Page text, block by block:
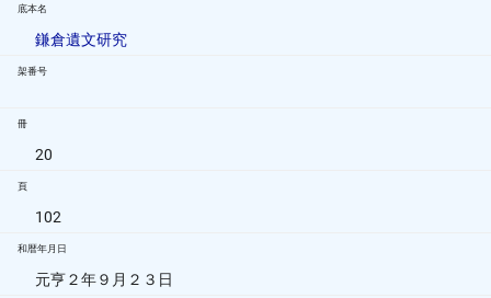
底本名
鎌倉遺文研究
架番号
冊
20
頁
102
和暦年月日
元亨２年９月２３日